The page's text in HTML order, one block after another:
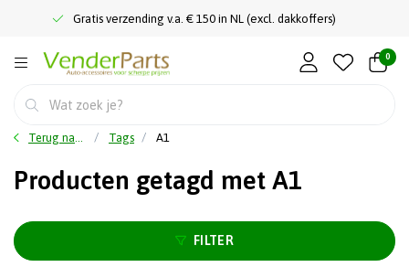
Gratis verzending v.a. € 150 in NL (excl. dakkoffers)
0
Terug naar home Tags A1
Producten getagd met A1
FILTER